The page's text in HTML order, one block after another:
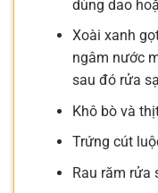
dùng dao
Xoài xanh
ngâm nước
sau đó rửa
Khô bò và
Trứng cút
Rau răm rửa